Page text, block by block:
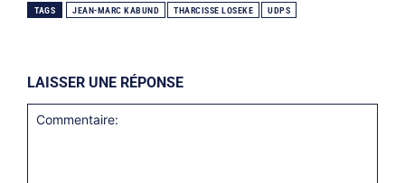
TAGS JEAN-MARC KABUND THARCISSE LOSEKE UDPS
LAISSER UNE RÉPONSE